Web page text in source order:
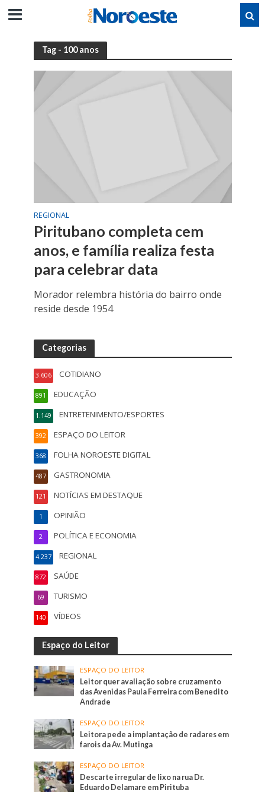
Tag - 100 anos
REGIONAL
Piritubano completa cem
anos, e família realiza festa
para celebrar data
Morador relembra história do bairro onde
reside desde 1954
Categorias
COTIDIANO
3.606
EDUCAÇÃO
891
ENTRETENIMENTO/ESPORTES
1.149
ESPAÇO DO LEITOR
392
FOLHA NOROESTE DIGITAL
368
GASTRONOMIA
487
NOTÍCIAS EM DESTAQUE
121
OPINIÃO
1
POLÍTICA E ECONOMIA
2
REGIONAL
4.237
SAÚDE
872
TURISMO
69
VÍDEOS
140
Espaço do Leitor
ESPAÇO DO LEITOR
Leitor quer avaliação sobre cruzamento
das Avenidas Paula Ferreira com Benedito
Andrade
ESPAÇO DO LEITOR
Leitora pede a implantação de radares em
farois da Av. Mutinga
ESPAÇO DO LEITOR
Descarte irregular de lixo na rua Dr.
Eduardo Delamare em Pirituba